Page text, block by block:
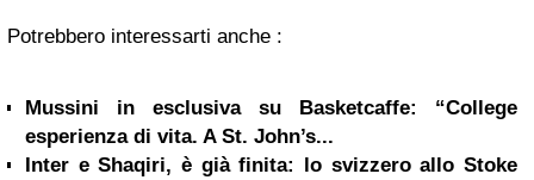
Potrebbero interessarti anche :
Mussini in esclusiva su Basketcaffe: “College
esperienza di vita. A St. John’s...
Inter e Shaqiri, è già finita: lo svizzero allo Stoke